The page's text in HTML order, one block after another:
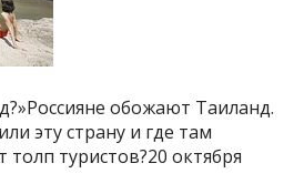
обожают Таиланд.
эту страну и где там
толп туристов?20 октября